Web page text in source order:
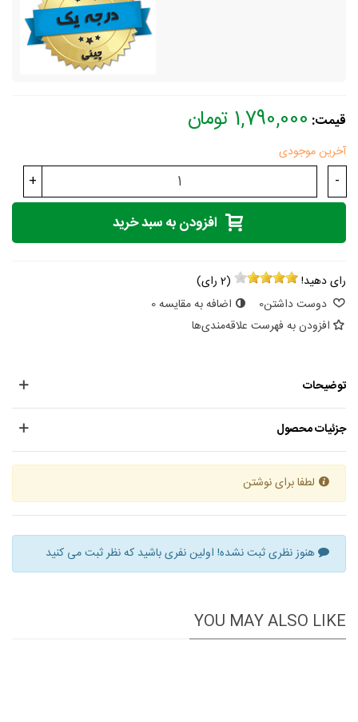
قیمت: 1,790,000 تومان
آخرین موجودی
-
+
افزودن به سبد خرید
رای دهید! (
2 رای)
دوست داشتن0 اضافه به مقایسه0
افزودن به فهرست علاقه‌مندی‌ها
توضیحات
جزئیات محصول
لطفا برای نوشتن
هنوز نظری ثبت نشده! اولین نفری باشید که نظر ثبت می کنید
YOU MAY ALSO LIKE